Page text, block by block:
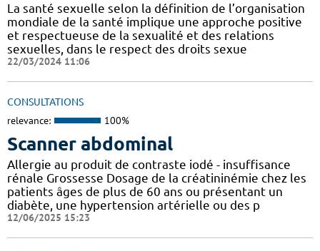
La santé sexuelle selon la définition de l’organisation
mondiale de la santé implique une approche positive
et respectueuse de la sexualité et des relations
sexuelles, dans le respect des droits sexue
22/03/2024 11:06
CONSULTATIONS
relevance: 100%
Scanner abdominal
Allergie au produit de contraste iodé - insuffisance
rénale Grossesse Dosage de la créatininémie chez les
patients âges de plus de 60 ans ou présentant un
diabète, une hypertension artérielle ou des p
12/06/2025 15:23